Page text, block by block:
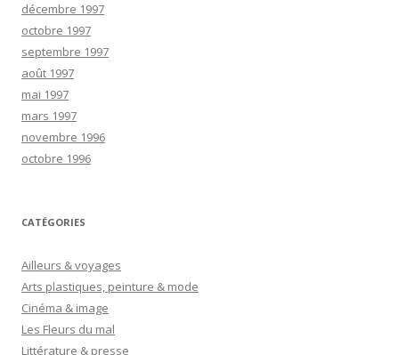
décembre 1997
octobre 1997
septembre 1997
août 1997
mai 1997
mars 1997
novembre 1996
octobre 1996
CATÉGORIES
Ailleurs & voyages
Arts plastiques, peinture & mode
Cinéma & image
Les Fleurs du mal
Littérature & presse